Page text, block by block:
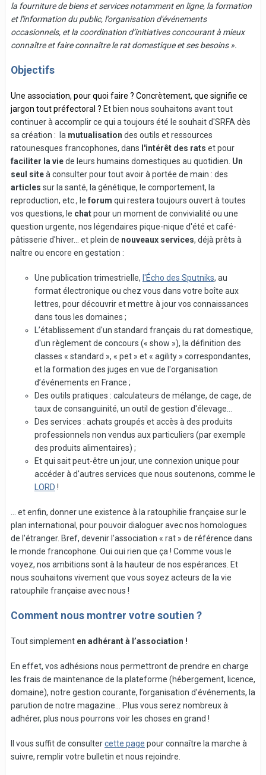
la fourniture de biens et services notamment en ligne, la formation
et l'information du public, l’organisation d'événements
occasionnels, et la coordination d’initiatives concourant à mieux
connaître et faire connaître le rat domestique et ses besoins ».
Objectifs
Une association, pour quoi faire ? Concrètement, que signifie ce
jargon tout préfectoral ? Et bien nous souhaitons avant tout
continuer à accomplir ce qui a toujours été le souhait d'SRFA dès
sa création : la mutualisation des outils et ressources
ratounesques francophones, dans l'intérêt des rats et pour
faciliter la viede leurs humains domestiques au quotidien. Un
seul siteà consulter pour tout avoir à portée de main : des
articles sur la santé, la génétique, le comportement, la
reproduction, etc., le forum qui restera toujours ouvert à toutes
vos questions, le chatpour un moment de convivialité ou une
question urgente, nos légendaires pique-nique d'été et café-
pâtisserie d'hiver... et plein de nouveaux services, déjà prêts à
naître ou encore en gestation :
Une publication trimestrielle, l'Écho des Sputniks, au
format électronique ou chez vous dans votre boîte aux
lettres, pour découvrir et mettre à jour vos connaissances
dans tous les domaines ;
L’établissement d'un standard français du rat domestique,
d'un règlement de concours (« show »), la définition des
classes « standard », « pet » et « agility » correspondantes,
et la formation des juges en vue de l'organisation
d’événements en France ;
Des outils pratiques : calculateurs de mélange, de cage, de
taux de consanguinité, un outil de gestion d'élevage...
Des services : achats groupés et accès à des produits
professionnels non vendus aux particuliers (par exemple
des produits alimentaires) ;
Et qui sait peut-être un jour, une connexion unique pour
accéder à d'autres services que nous soutenons, comme le
LORD !
... et enfin, donner une existence à la ratouphilie française sur le
plan international, pour pouvoir dialoguer avec nos homologues
de l'étranger. Bref, devenir l'association « rat » de référence dans
le monde francophone. Oui oui rien que ça ! Comme vous le
voyez, nos ambitions sont à la hauteur de nos espérances. Et
nous souhaitons vivement que vous soyez acteurs de la vie
ratouphile française avec nous !
Comment nous montrer votre soutien ?
Tout simplement en adhérant à l’association !
En effet, vos adhésions nous permettront de prendre en charge
les frais de maintenance de la plateforme (hébergement, licence,
domaine), notre gestion courante, l’organisation d’événements, la
parution de notre magazine... Plus vous serez nombreux à
adhérer, plus nous pourrons voir les choses en grand !
Il vous suffit de consultercette page pour connaître la marche à
suivre, remplir votre bulletin et nous rejoindre.